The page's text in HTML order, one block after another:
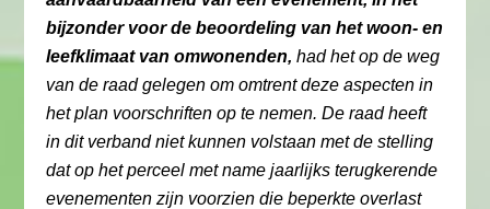
bijzonder voor de beoordeling van het woon- en
leefklimaat van omwonenden,had het op de weg
van de raad gelegen om omtrent deze aspecten in
het plan voorschriften op te nemen. De raad heeft
in dit verband niet kunnen volstaan met de stelling
dat op het perceel met name jaarlijks terugkerende
evenementen zijn voorzien die beperkte overlast